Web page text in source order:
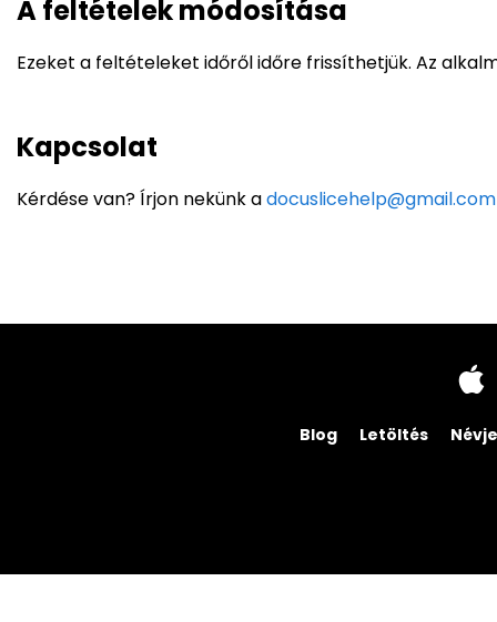
A feltételek módosítása
Ezeket a feltételeket időről időre frissíthetjük. Az
Kapcsolat
Kérdése van? Írjon nekünk adocuslicehelp@gmail.com
Blog Letöltés